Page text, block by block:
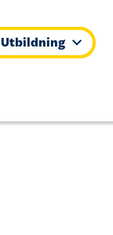
Utbildning